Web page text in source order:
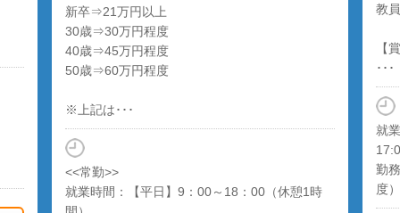
新卒⇒21万円以上
30歳⇒30万円程度
40歳⇒45万円程度
50歳⇒60万円程度
※上記は･･･
<<常勤>>
就業時間：【平日】9：00～18：00（休憩1時
教
【
･･･
就
勤
度）